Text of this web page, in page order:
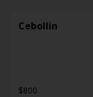
Cebollin
$800